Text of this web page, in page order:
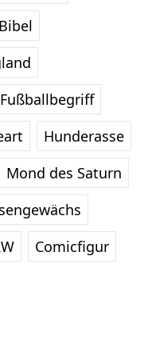
Fußballbegriff
Hunderasse
Mond des Saturn
Comicfigur